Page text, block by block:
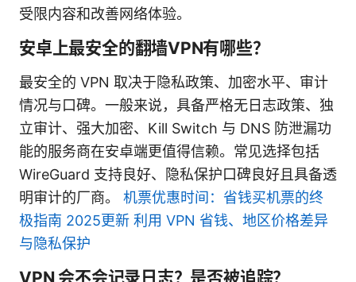
受限内容和改善网络体验。
安卓上最安全的翻墙VPN有哪些？
最安全的 VPN 取决于隐私政策、加密水平、审计
情况与口碑。一般来说，具备严格无日志政策、独
立审计、强大加密、Kill Switch 与 DNS 防泄漏功
能的服务商在安卓端更值得信赖。常见选择包括
WireGuard 支持良好、隐私保护口碑良好且具备透
明审计的厂商。 机票优惠时间：省钱买机票的终
极指南 2025更新 利用 VPN 省钱、地区价格差异
与隐私保护
VPN 会不会记录日志？是否被追踪？